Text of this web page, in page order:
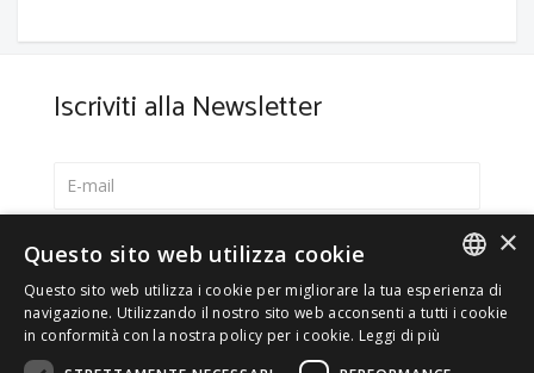
Iscriviti alla Newsletter
Italiano
English
Accetto laPrivacy Policy
ITALIAN
×
Questo sito web utilizza cookie
Questo sito web utilizza i cookie per migliorare la tua esperienza di
navigazione. Utilizzando il nostro sito web acconsenti a tutti i cookie
in conformità con la nostra policy per i cookie. Leggi di più